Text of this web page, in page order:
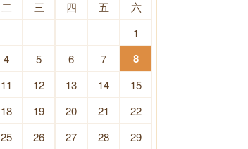
二 三 四 五
六
1
4 5 6 7 8
11 12 13 14
15
18 19 20 21
22
25 26 27 28
29